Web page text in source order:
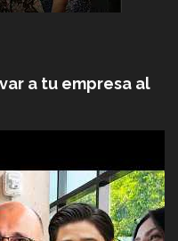
a tu empresa al